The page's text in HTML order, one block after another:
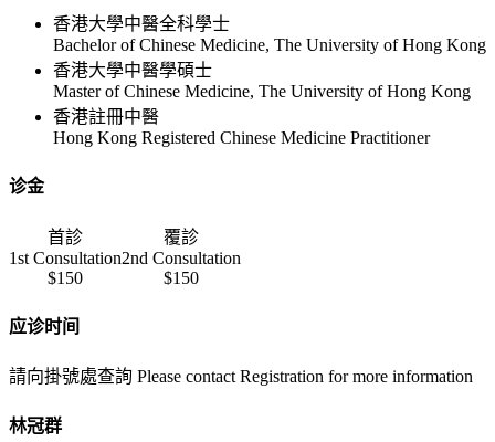
香港大學中醫全科學士
Bachelor of Chinese Medicine, The University of Hong Kong
香港大學中醫學碩士
Master of Chinese Medicine, The University of Hong Kong
香港註冊中醫
Hong Kong Registered Chinese Medicine Practitioner
诊金
首診
1st Consultation
覆診
2nd Consultation
$150
$150
应诊时间
請向掛號處查詢 Please contact Registration for more information
林冠群